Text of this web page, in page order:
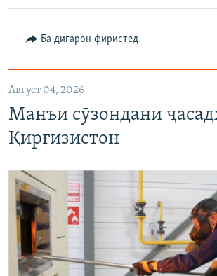
Ба дигарон фиристед
Август 04, 2026
Манъи сӯзондани
Қирғизистон